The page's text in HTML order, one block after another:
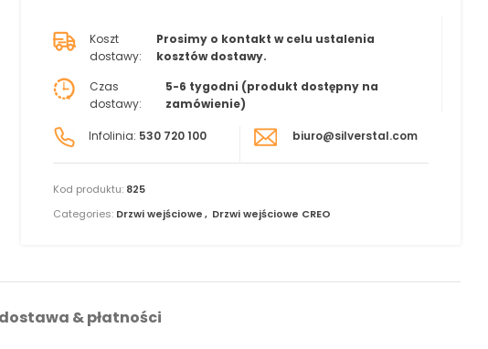
Koszt
dostawy:
Prosimy o kontakt w celu ustalenia
kosztów dostawy.
Czas
dostawy:
5-6 tygodni (produkt dostępny na
zamówienie)
Infolinia: 530 720 100 biuro@silverstal.com
Kod produktu: 825
Categories: Drzwi wejściowe, Drzwi wejściowe CREO
dostawa & płatności